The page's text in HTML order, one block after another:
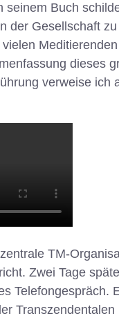
seinem Buch
der Gesellschaft
dieses
verweise ich
TM-
Zwei Tage
Telefongespräch.